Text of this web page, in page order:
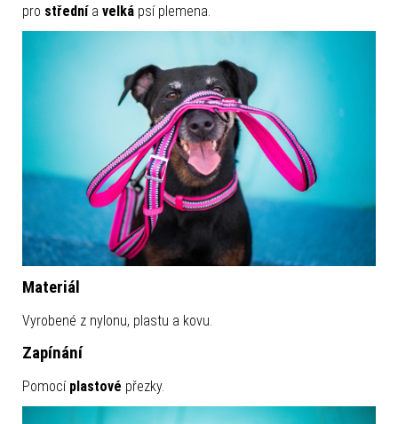
pro střednía velká psí plemena.
Materiál
Vyrobené z nylonu, plastu a kovu.
Zapínání
Pomocí plastové přezky.